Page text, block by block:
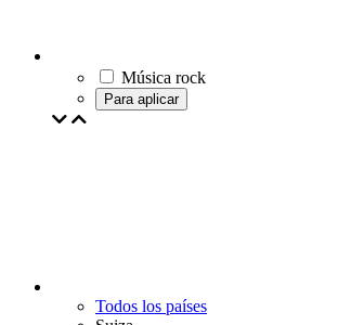
Música rock
Para aplicar
Todos los países